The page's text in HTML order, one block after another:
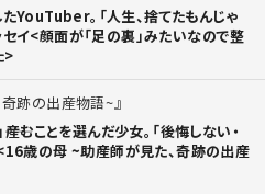
YouTuber。「人生、捨てたもんじゃ
イ<顔面が「足の裏」みたいなので整
>
跡の出産物語~
産むことを選んだ少女。「後悔しない・
歳の母 ~助産師が見た、奇跡の出産